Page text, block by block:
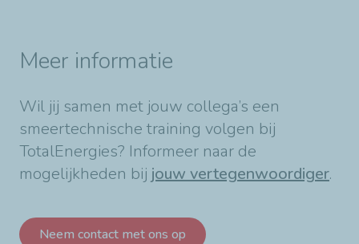
Meer informatie
Wil jij samen met jouw collega’s een
smeertechnische training volgen bij
TotalEnergies? Informeer naar de
mogelijkheden bij jouw vertegenwoordiger.
Neem contact met ons op